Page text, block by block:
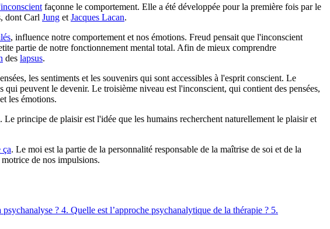
façonne le comportement. Elle a été développée pour la première fois par le
dont Carl Jung et Jacques Lacan.
, influence notre comportement et nos émotions. Freud pensait que l'inconscient
partie de notre fonctionnement mental total. Afin de mieux comprendre
des lapsus.
les sentiments et les souvenirs qui sont accessibles à l'esprit conscient. Le
peuvent le devenir. Le troisième niveau est l'inconscient, qui contient des pensées,
les émotions.
. Le principe de plaisir est l'idée que les humains recherchent naturellement le plaisir et
ça. Le moi est la partie de la personnalité responsable de la maîtrise de soi et de la
de nos impulsions.
? 4. Quelle est l’approche psychanalytique de la thérapie ? 5.